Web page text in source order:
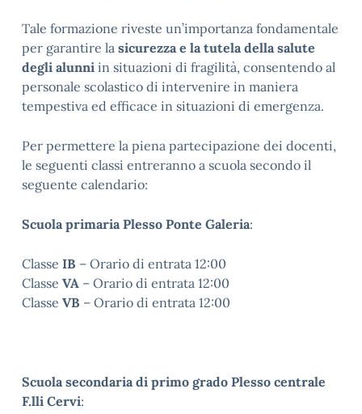
Tale formazione riveste un’importanza fondamentale
per garantire la sicurezza e la tutela della salute
degli alunni in situazioni di fragilità, consentendo al
personale scolastico di intervenire in maniera
tempestiva ed efficace in situazioni di emergenza.
Per permettere la piena partecipazione dei docenti,
le seguenti classi entreranno a scuola secondo il
seguente calendario:
Scuola primaria Plesso Ponte Galeria:
Classe IB – Orario di entrata 12:00
Classe VA – Orario di entrata 12:00
Classe VB – Orario di entrata 12:00
Scuola secondaria di primo grado Plesso centrale
F.lli Cervi: